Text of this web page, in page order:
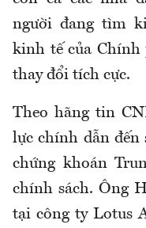
người đang tìm
kinh tế của Chính
thay đổi tích cực.
Theo hãng tin
lực chính dẫn đến
chứng khoán
chính sách. Ông
tại công ty Lotus